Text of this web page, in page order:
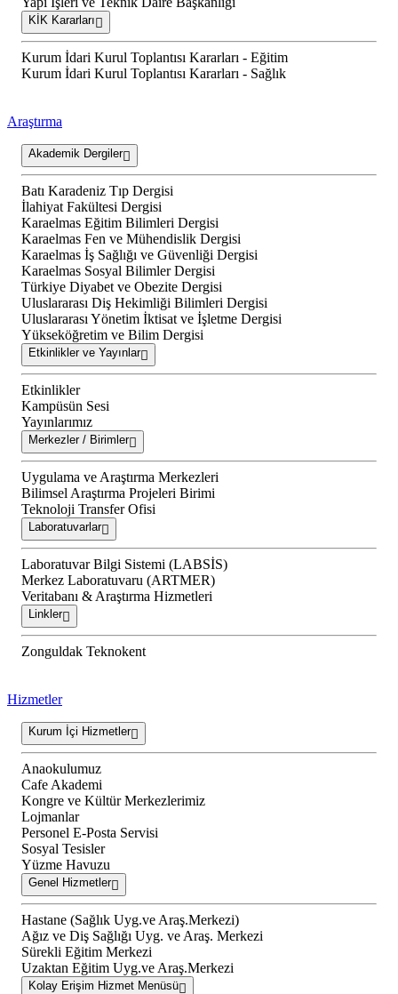
KİK Kararları
Kurum İdari Kurul Toplantısı Kararları - Eğitim
Kurum İdari Kurul Toplantısı Kararları - Sağlık
Araştırma
Akademik Dergiler
Batı Karadeniz Tıp Dergisi
İlahiyat Fakültesi Dergisi
Karaelmas Eğitim Bilimleri Dergisi
Karaelmas Fen ve Mühendislik Dergisi
Karaelmas İş Sağlığı ve Güvenliği Dergisi
Karaelmas Sosyal Bilimler Dergisi
Türkiye Diyabet ve Obezite Dergisi
Uluslararası Diş Hekimliği Bilimleri Dergisi
Uluslararası Yönetim İktisat ve İşletme Dergisi
Yükseköğretim ve Bilim Dergisi
Etkinlikler ve Yayınlar
Etkinlikler
Kampüsün Sesi
Yayınlarımız
Merkezler / Birimler
Uygulama ve Araştırma Merkezleri
Bilimsel Araştırma Projeleri Birimi
Teknoloji Transfer Ofisi
Laboratuvarlar
Laboratuvar Bilgi Sistemi (LABSİS)
Merkez Laboratuvaru (ARTMER)
Veritabanı & Araştırma Hizmetleri
Linkler
Zonguldak Teknokent
Hizmetler
Kurum İçi Hizmetler
Anaokulumuz
Cafe Akademi
Kongre ve Kültür Merkezlerimiz
Lojmanlar
Personel E-Posta Servisi
Sosyal Tesisler
Yüzme Havuzu
Genel Hizmetler
Hastane (Sağlık Uyg.ve Araş.Merkezi)
Ağız ve Diş Sağlığı Uyg. ve Araş. Merkezi
Sürekli Eğitim Merkezi
Uzaktan Eğitim Uyg.ve Araş.Merkezi
Kolay Erişim Hizmet Menüsü